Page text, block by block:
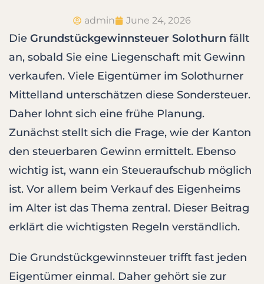
admin June 24, 2026
Die Grundstückgewinnsteuer Solothurn fällt
an, sobald Sie eine Liegenschaft mit Gewinn
verkaufen. Viele Eigentümer im Solothurner
Mittelland unterschätzen diese Sondersteuer.
Daher lohnt sich eine frühe Planung.
Zunächst stellt sich die Frage, wie der Kanton
den steuerbaren Gewinn ermittelt. Ebenso
wichtig ist, wann ein Steueraufschub möglich
ist. Vor allem beim Verkauf des Eigenheims
im Alter ist das Thema zentral. Dieser Beitrag
erklärt die wichtigsten Regeln verständlich.
Die Grundstückgewinnsteuer trifft fast jeden
Eigentümer einmal. Daher gehört sie zur